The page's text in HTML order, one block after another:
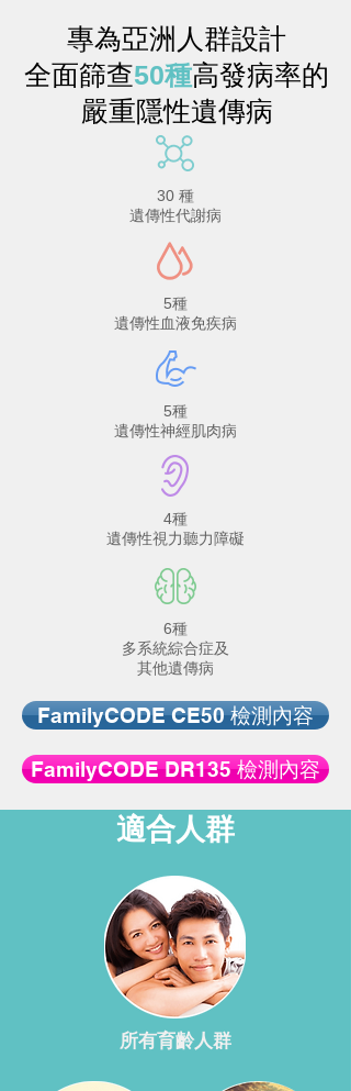
專為亞洲人群設計
全面篩查50種高發病率的
嚴重隱性遺傳病
30 種
遺傳性代謝病
5種
遺傳性血液免疾病
5種
遺傳性神經肌肉病
4種
遺傳性視力聽力障礙
6種
多系統綜合症及
其他遺傳病
FamilyCODE CE50 檢測內容
FamilyCODE DR135 檢測內容
適合人群
所有育齡人群